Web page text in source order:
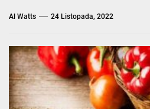
Al Watts 24 Listopada, 2022